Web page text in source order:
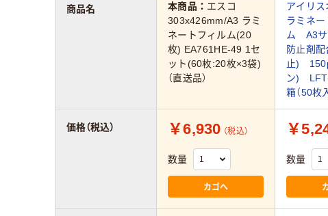
本商品： エスコ
303x426mm/A3 ラミ
ネートフィルム(20
枚) EA761HE-49 1セ
ット(60枚:20枚×3袋)
（直送品）
アイリ
ラミネ
ム A3
防止剤
止)
ン)
箱（50枚
￥6,930 （税込）
数量
カゴへ
￥
数量
商品名
価格（税込）